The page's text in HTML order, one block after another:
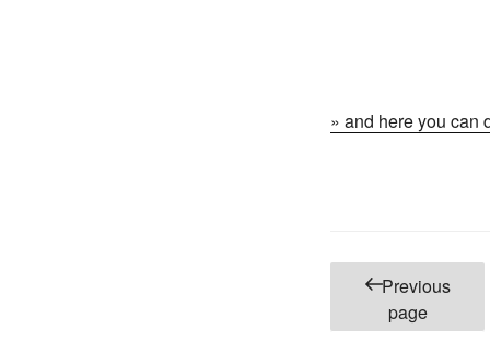
» and here you can
Posts
pagination
Previous
page